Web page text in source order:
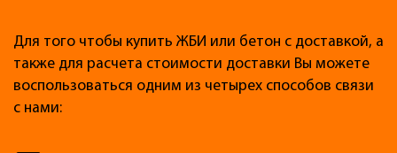
Для того чтобы купить ЖБИ или бетон с доставкой, а
также для расчета стоимости доставки Вы можете
воспользоваться одним из четырех способов связи
с нами: